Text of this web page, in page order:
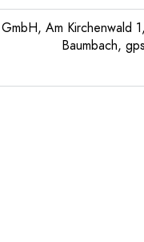
Am Kirchenwald
Baumbach,